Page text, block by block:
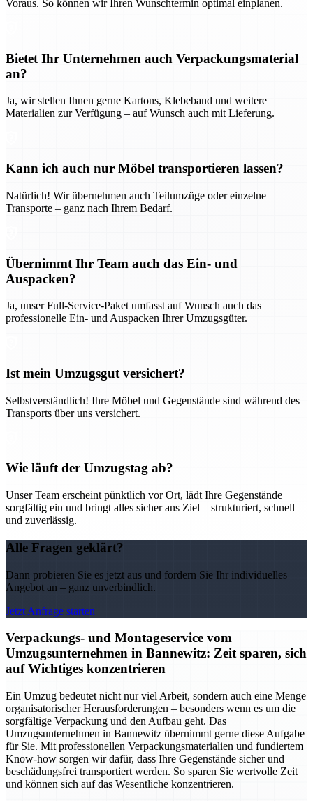
Voraus. So können wir Ihren Wunschtermin optimal einplanen.
Bietet Ihr Unternehmen auch Verpackungsmaterial
an?
Ja, wir stellen Ihnen gerne Kartons, Klebeband und weitere
Materialien zur Verfügung – auf Wunsch auch mit Lieferung.
Kann ich auch nur Möbel transportieren lassen?
Natürlich! Wir übernehmen auch Teilumzüge oder einzelne
Transporte – ganz nach Ihrem Bedarf.
Übernimmt Ihr Team auch das Ein- und
Auspacken?
Ja, unser Full-Service-Paket umfasst auf Wunsch auch das
professionelle Ein- und Auspacken Ihrer Umzugsgüter.
Ist mein Umzugsgut versichert?
Selbstverständlich! Ihre Möbel und Gegenstände sind während des
Transports über uns versichert.
Wie läuft der Umzugstag ab?
Unser Team erscheint pünktlich vor Ort, lädt Ihre Gegenstände
sorgfältig ein und bringt alles sicher ans Ziel – strukturiert, schnell
und zuverlässig.
Alle Fragen geklärt?
Dann probieren Sie es jetzt aus und fordern Sie Ihr individuelles
Angebot an – ganz unverbindlich.
Jetzt Anfrage starten
Verpackungs- und Montageservice vom
Umzugsunternehmen in Bannewitz: Zeit sparen, sich
auf Wichtiges konzentrieren
Ein Umzug bedeutet nicht nur viel Arbeit, sondern auch eine Menge
organisatorischer Herausforderungen – besonders wenn es um die
sorgfältige Verpackung und den Aufbau geht. Das
Umzugsunternehmen in Bannewitz übernimmt gerne diese Aufgabe
für Sie. Mit professionellen Verpackungsmaterialien und fundiertem
Know-how sorgen wir dafür, dass Ihre Gegenstände sicher und
beschädungsfrei transportiert werden. So sparen Sie wertvolle Zeit
und können sich auf das Wesentliche konzentrieren.